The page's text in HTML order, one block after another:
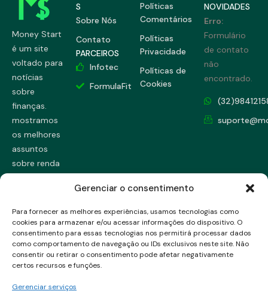
Gerenciar o consentimento
Para fornecer as melhores experiências, usamos tecnologias como
cookies para armazenar e/ou acessar informações do dispositivo. O
consentimento para essas tecnologias nos permitirá processar dados
como comportamento de navegação ou IDs exclusivos neste site. Não
consentir ou retirar o consentimento pode afetar negativamente
certos recursos e funções.
Gerenciar serviços
Money Start
é um site
voltado para
notícias
sobre
finanças.
mostramos
os melhores
assuntos
sobre renda
e muito
mais...
S
Sobre Nós
Contato
PARCEIROS
Infotec
FormulaFit
Políticas
Comentários
Políticas
Privacidade
Políticas de
Cookies
NOVIDADES
Erro:
Formulário
de contato
não
encontrado.